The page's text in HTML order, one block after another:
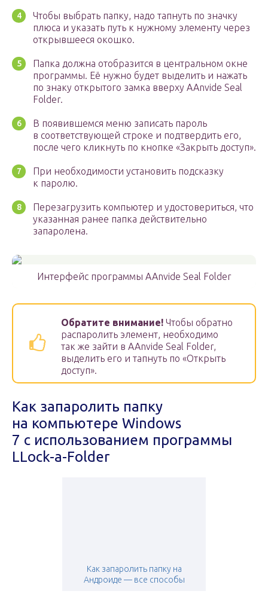
Чтобы выбрать папку, надо тапнуть по значку
плюса и указать путь к нужному элементу через
открывшееся окошко.
Папка должна отобразится в центральном окне
программы. Её нужно будет выделить и нажать
по знаку открытого замка вверху AAnvide Seal
Folder.
В появившемся меню записать пароль
в соответствующей строке и подтвердить его,
после чего кликнуть по кнопке «Закрыть доступ».
При необходимости установить подсказку
к паролю.
Перезагрузить компьютер и удостовериться, что
указанная ранее папка действительно
запаролена.
Интерфейс программы AAnvide Seal Folder
Обратите внимание! Чтобы обратно
распаролить элемент, необходимо
так же зайти в AAnvide Seal Folder,
выделить его и тапнуть по «Открыть
доступ».
Как запаролить папку
на компьютере Windows
7 c использованием программы
LLock-a-Folder
Как запаролить папку на
Андроиде — все способы